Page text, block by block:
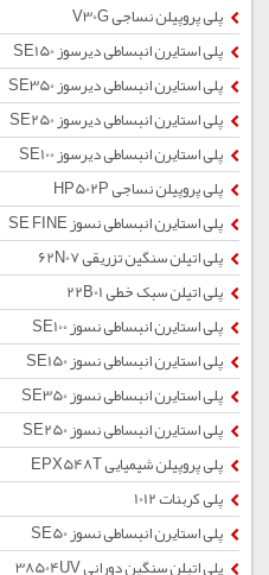
پلی پروپیلن نساجی V30G
پلی استایرن انبساطی دیرسوز SE150
پلی استایرن انبساطی دیرسوز SE350
پلی استایرن انبساطی دیرسوز SE250
پلی استایرن انبساطی دیرسوز SE100
پلی پروپیلن نساجی HP502P
پلی استایرن انبساطی نسوز SE FINE
پلی اتیلن سنگین تزریقی 62N07
پلی اتیلن سبک خطی 22B01
پلی استایرن انبساطی نسوز SE100
پلی استایرن انبساطی نسوز SE150
پلی استایرن انبساطی نسوز SE350
پلی استایرن انبساطی نسوز SE250
پلی پروپیلن شیمیایی EPX548T
پلی کربنات 1012
پلی استایرن انبساطی نسوز SE50
پلی اتیلن سنگین دورانی 38504UV